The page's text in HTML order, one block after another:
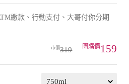
繳款、行動支付、大哥付你分期
319 159